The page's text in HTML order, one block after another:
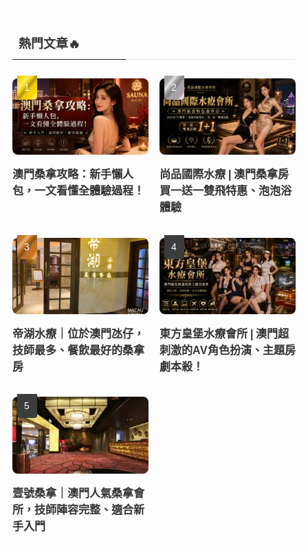
熱門文章🔥
澳門桑拿攻略：新手懶人
包，一文看懂全體驗過程！
尚品國際水療 | 澳門桑拿房
買一送一雙飛特惠、泡泡浴
體驗
帝湖水療｜位於澳門氹仔，
技師最多、餐飲最好的桑拿
房
東方皇堡水療會所 | 澳門超
刺激的AV角色扮演、主題房
劇本殺！
壹號桑拿｜澳門人氣桑拿會
所，技師陣容完整、適合新
手入門